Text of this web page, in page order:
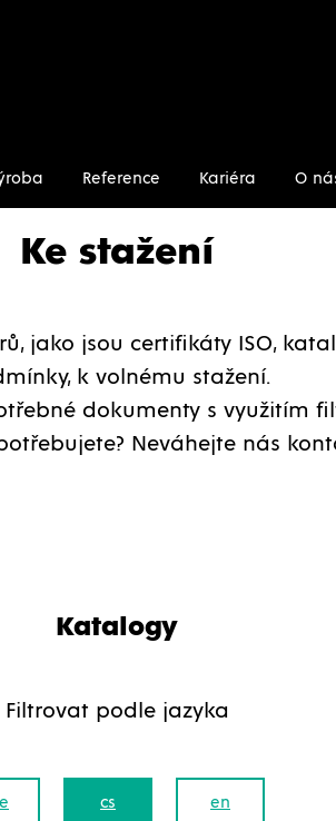
Reference Kariéra O
Ke stažení
jako jsou certifikáty ISO,
k volnému stažení.
dokumenty s využitím
Neváhejte nás
Katalogy
Filtrovat podle jazyka
cs en